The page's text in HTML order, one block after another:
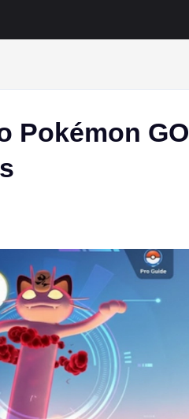
Pokémon GO